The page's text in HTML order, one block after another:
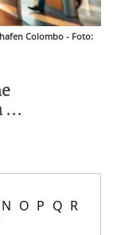
Colombo - Foto:
...
N O P Q R